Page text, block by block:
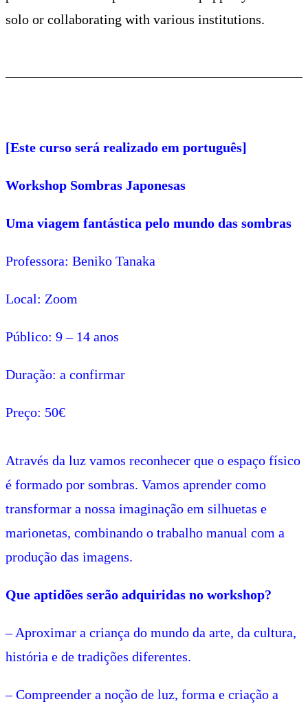
solo or collaborating with various institutions.
[Este curso será realizado em português]
Workshop Sombras Japonesas
Uma viagem fantástica pelo mundo das sombras
Professora: Beniko Tanaka
Local: Zoom
Público: 9 – 14 anos
Duração: a confirmar
Preço: 50€
Através da luz vamos reconhecer que o espaço físico
é formado por sombras. Vamos aprender como
transformar a nossa imaginação em silhuetas e
marionetas, combinando o trabalho manual com a
produção das imagens.
Que aptidões serão adquiridas no workshop?
– Aproximar a criança do mundo da arte, da cultura,
história e de tradições diferentes.
– Compreender a noção de luz, forma e criação a